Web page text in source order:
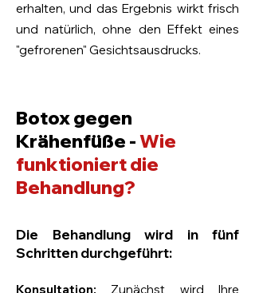
Was Sie bei PD Dr. Alawi erwartet:
Erfahrung aus mehreren Tausend
Behandlungen
Entspannte Atmosphäre in zentraler
Lage in Hannover
Handy, Chat und E-Mail
Faire und transparente
erhalten, und das Ergebnis wirkt frisch
und natürlich, ohne den Effekt eines
"gefrorenen" Gesichtsausdrucks.
Botox gegen
Krähenfüße -Wie
funktioniert die
Behandlung?
Die Behandlung wird in fünf
Schritten durchgeführt:
Konsultation: Zunächst wird Ihre